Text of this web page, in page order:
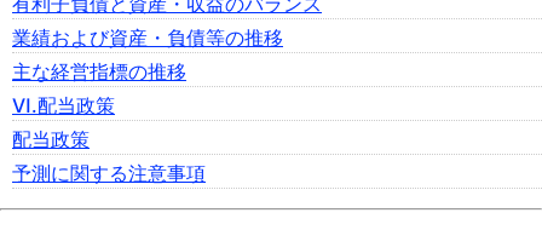
業績および資産・負債等の推移
主な経営指標の推移
Ⅵ.配当政策
配当政策
予測に関する注意事項